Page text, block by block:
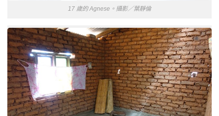
17 歲的 Agnese。攝影／葉靜倫